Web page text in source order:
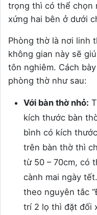
trọng thì có thể chọn
xứng hai bên ở dưới
Phòng thờ là nơi linh
không gian này sẽ
tôn nghiêm. Cách
phòng thờ như sau:
Với bàn thờ nhỏ:
kích thước bàn
bình có kích
trên bàn thờ thì
từ 50 – 70cm, có
cành mai ngày
theo nguyên tắc
trí 2 lọ thì đặt đối